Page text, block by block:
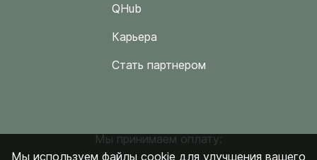
QHub
Карьера
Стать партнером
Мы принимаем оплату:
Мы используем файлы cookie для улучшения вашего